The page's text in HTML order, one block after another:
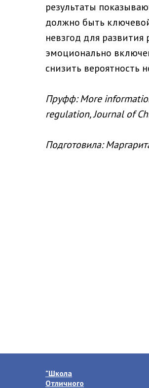
результаты
должно быть
невзгод для
эмоционально
снизить вероятность
Пруфф: More
regulation, Journal of
Подготовила:
"Школа
Отличного